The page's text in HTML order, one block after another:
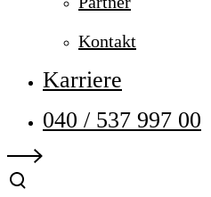
Kontakt
Karriere
040 / 537 997 00